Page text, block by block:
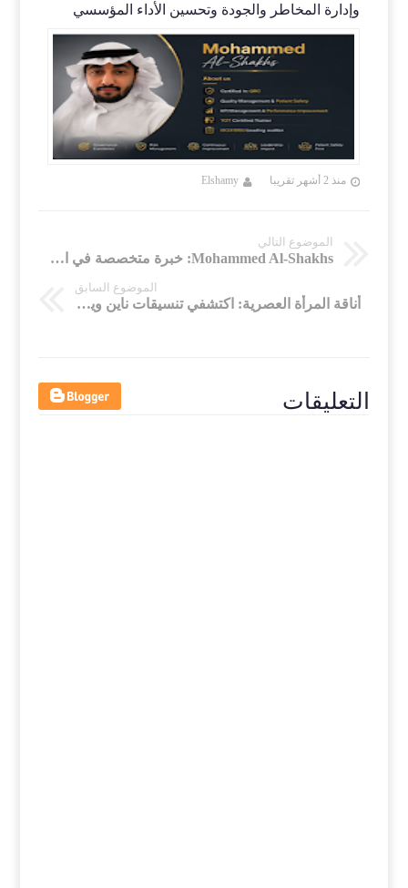
وإدارة المخاطر والجودة وتحسين الأداء المؤسسي
منذ 2 أشهر تقريبا Elshamy
الموضوع التالي
Mohammed Al-Shakhs: خبرة متخصصة في الحوكمة وإدارة المخاطر والجودة وتحسين الأداء المؤسسي
الموضوع السابق
أناقة المرأة العصرية: اكتشفي تنسيقات ناين ويست المثالية لإطلالة متجددة كل يوم
التعليقات